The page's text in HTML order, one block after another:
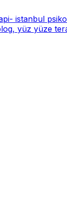
istanbul
yüz yüze